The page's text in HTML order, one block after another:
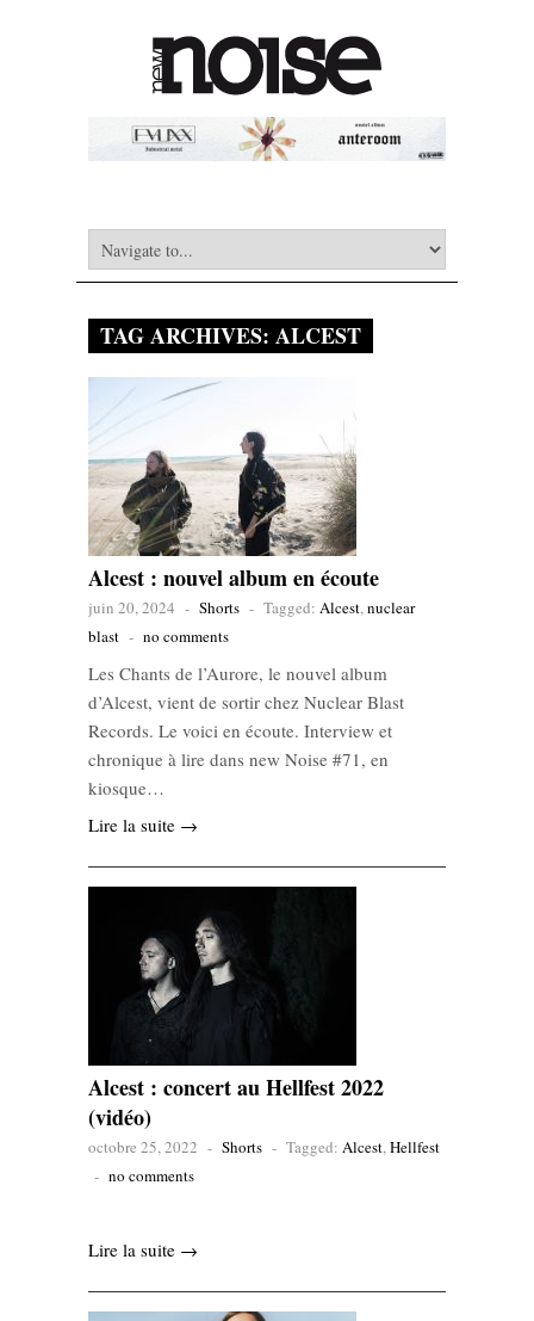
TAG ARCHIVES: ALCEST
Alcest : nouvel album en écoute
juin 20, 2024 - Shorts - Tagged: Alcest,nuclear
blast - no comments
Les Chants de l’Aurore, le nouvel album
d’Alcest, vient de sortir chez Nuclear Blast
Records. Le voici en écoute. Interview et
chronique à lire dans new Noise #71, en
kiosque…
Lire la suite →
Alcest : concert au Hellfest 2022
(vidéo)
octobre 25, 2022 - Shorts - Tagged: Alcest,Hellfest
- no comments
Lire la suite →